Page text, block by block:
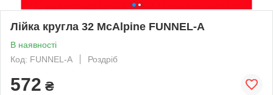
Лійка кругла 32 McAlpine FUNNEL-A
В наявності
Код: FUNNEL-A
Роздріб
572 ₴